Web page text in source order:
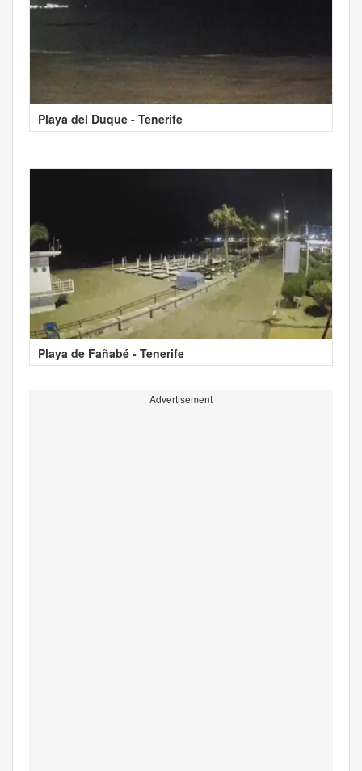
Playa del Duque - Tenerife
Playa de Fañabé - Tenerife
Advertisement